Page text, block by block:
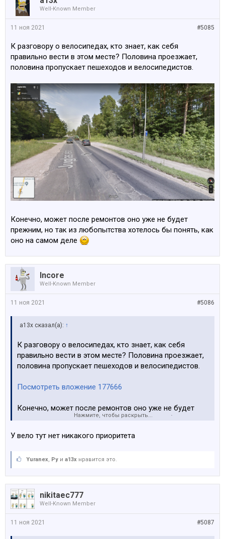
Well-Known Member
#5085
11 ноя 2021
К разговору о велосипедах, кто знает, как себя
правильно вести в этом месте? Половина проезжает,
половина пропускает пешеходов и велосипедистов.
Конечно, может после ремонтов оно уже не будет
прежним, но так из любопытства хотелось бы понять, как
оно на самом деле
Incore
Well-Known Member
#5086
11 ноя 2021
a13x сказал(а): ↑
К разговору о велосипедах, кто знает, как себя
правильно вести в этом месте? Половина проезжает,
половина пропускает пешеходов и велосипедистов.
Посмотреть вложение 177666
Конечно, может после ремонтов оно уже не будет
прежним, но так из любопытства хотелось бы понять,
Нажмите, чтобы раскрыть...
У вело тут нет никакого приоритета
Yuranex, Ру и a13x нравится это.
nikitaec777
Well-Known Member
#5087
11 ноя 2021